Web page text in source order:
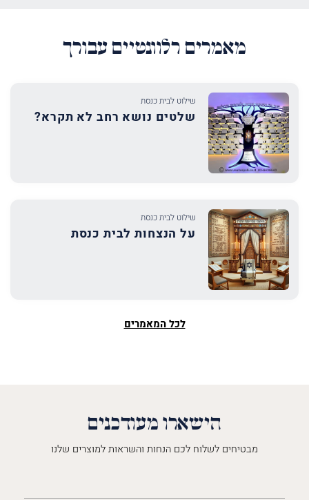
מאמרים רלוונטיים עבורך
שילוט לבית כנסת
שלטים נושא רחב לא תקרא?
שילוט לבית כנסת
על הנצחות לבית כנסת
לכל המאמרים
הישארו מעודכנים
מבטיחים לשלוח לכם הנחות והשראות למוצרים שלנו